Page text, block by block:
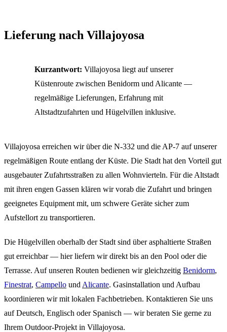
Lieferung nach Villajoyosa
Kurzantwort: Villajoyosa liegt auf unserer
Küstenroute zwischen Benidorm und Alicante —
regelmäßige Lieferungen, Erfahrung mit
Altstadtzufahrten und Hügelvillen inklusive.
Villajoyosa erreichen wir über die N-332 und die AP-7 auf unserer
regelmäßigen Route entlang der Küste. Die Stadt hat den Vorteil gut
ausgebauter Zufahrtsstraßen zu allen Wohnvierteln. Für die Altstadt
mit ihren engen Gassen klären wir vorab die Zufahrt und bringen
geeignetes Equipment mit, um schwere Geräte sicher zum
Aufstellort zu transportieren.
Die Hügelvillen oberhalb der Stadt sind über asphaltierte Straßen
gut erreichbar — hier liefern wir direkt bis an den Pool oder die
Terrasse. Auf unseren Routen bedienen wir gleichzeitig Benidorm,
Finestrat, Campello und Alicante. Gasinstallation und Aufbau
koordinieren wir mit lokalen Fachbetrieben. Kontaktieren Sie uns
auf Deutsch, Englisch oder Spanisch — wir beraten Sie gerne zu
Ihrem Outdoor-Projekt in Villajoyosa.